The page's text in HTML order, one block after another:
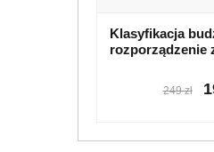
Klasyfikacja
rozporządzenie
249 zł